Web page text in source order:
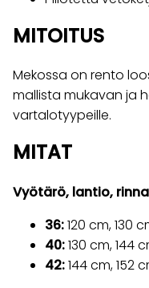
MITOITUS
Mekossa on rento
mallista mukavan ja
vartalotyypeille.
MITAT
Vyötärö, lantio,
36:120 cm, 130
40:130 cm, 144
42:144 cm, 152